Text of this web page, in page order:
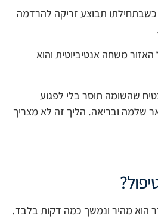
תבוצע זריקה להרדמה
משחה אנטיביוטית והוא
שהשומה תוסר בלי לפגוע
שלמה ובריאה. הליך זה לא מצריך
הוא מהיר ונמשך כמה דקות בלבד.